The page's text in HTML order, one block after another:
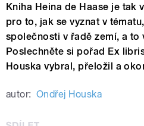
Kniha Heina de Haase je tak
pro to, jak se vyznat v
společnosti v řadě zemí, a to
Poslechněte si pořad Ex
Houska vybral, přeložil a
autor: Ondřej Houska